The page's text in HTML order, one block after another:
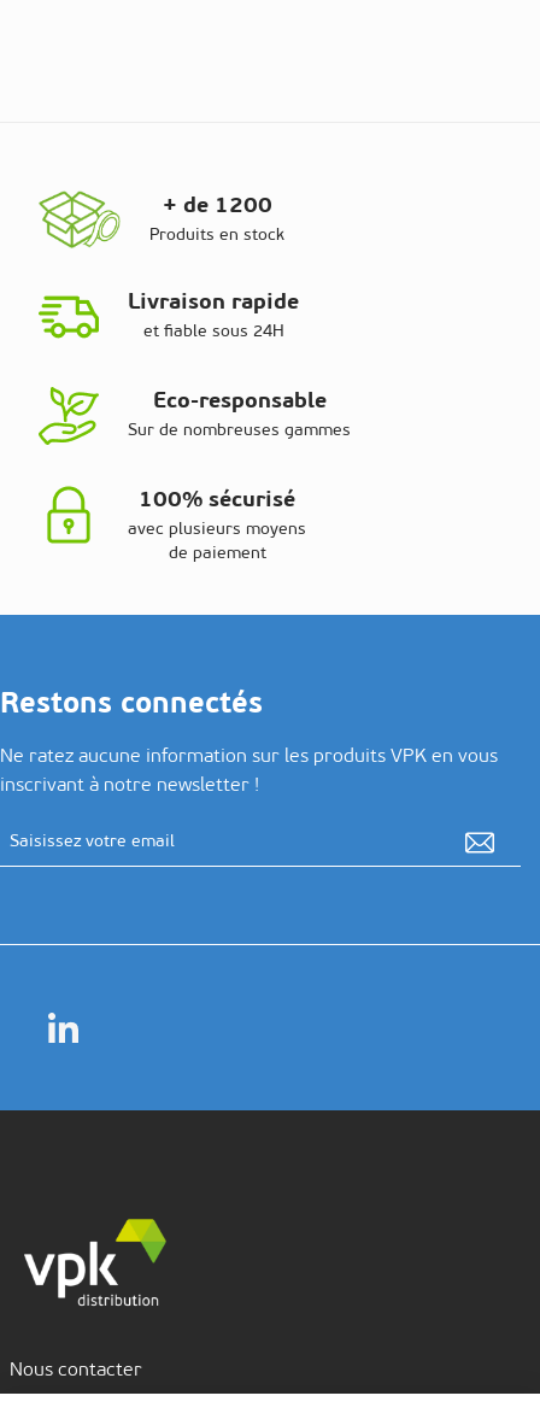
+ de 1200
Produits en stock
Livraison rapide
et fiable sous 24H
Eco-responsable
Sur de nombreuses gammes
100% sécurisé
avec plusieurs moyens
de paiement
Restons connectés
Ne ratez aucune information sur les produits VPK en vous
inscrivant à notre newsletter !
Nous contacter